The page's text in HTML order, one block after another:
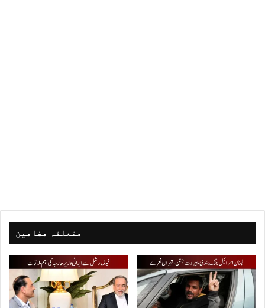
متعلقہ مضامین